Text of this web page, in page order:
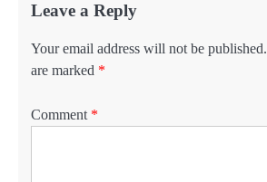
Leave a Reply
Your email address will not be published.
are marked *
Comment *